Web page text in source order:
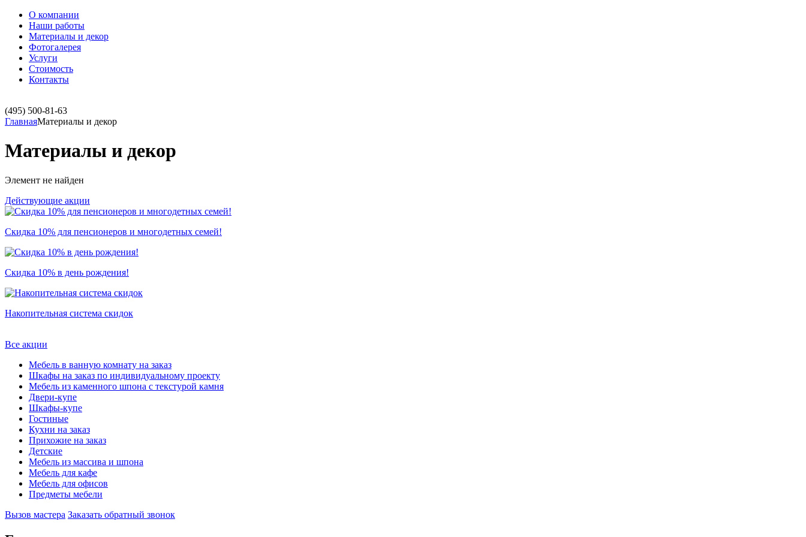
О компании
Наши работы
Материалы и декор
Фотогалерея
Услуги
Стоимость
Контакты
(495) 500-81-63
ГлавнаяМатериалы и декор
Материалы и декор
Элемент не найден
Действующие акции
Скидка 10% для пенсионеров и многодетных семей!
Скидка 10% в день рождения!
Накопительная система скидок
Все акции
Мебель в ванную комнату на заказ
Шкафы на заказ по индивидуальному проекту
Мебель из каменного шпона с текстурой камня
Двери-купе
Шкафы-купе
Гостиные
Кухни на заказ
Прихожие на заказ
Детские
Мебель из массива и шпона
Мебель для кафе
Мебель для офисов
Предметы мебели
Вызов мастера Заказать обратный звонок